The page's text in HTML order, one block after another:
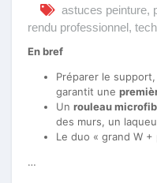
astuces peinture,
rendu professionnel,
En bref
Préparer le
garantit une
Un rouleau
des murs, un
Le duo « grand W +
…